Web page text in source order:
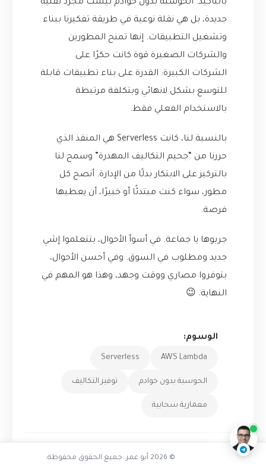
بالتأكيد. الحوسبة بدون خوادم ليست مجرد تقنية
جديدة، بل هي نقلة نوعية في طريقة تفكيرنا ببناء
وتشغيل التطبيقات. إنها تمنح المطورين
والشركات الصغيرة قوة كانت حكرًا على
الشركات الكبيرة: القدرة على بناء تطبيقات قابلة
للتوسع بشكل لانهائي وبتكلفة مرتبطة
بالاستخدام الفعلي فقط.
بالنسبة لنا، كانت Serverless هي المنقذ الذي
حررنا من “جحيم التكاليف المهدرة” وسمح لنا
بالتركيز على الابتكار بدلًا من الإدارة. أنصح كل
مطور، سواء كنت مبتدئًا أو خبيرًا، أن يعطيها
فرصة.
جربوها يا جماعة. في أسوأ الأحوال، بتتعلموا إشي
جديد ومطلوب في السوق. وفي أحسن الأحوال،
بتوفروا مصاري ووقت وجهد، وهذا هو المهم في
النهاية. 😉
الوسوم:
AWS Lambda
Serverless
الحوسبة بدون خوادم توفير التكاليف
معمارية سحابية
شارك المقال:
تفاعل مع الذكاء الاصطناعي
ناقشنا على تليجرام@AbuOmarTech_bot
© 2026 أبو عمر. جميع الحقوق محفوظة.